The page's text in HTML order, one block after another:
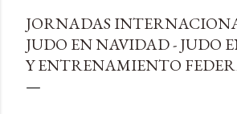
JORNADAS
JUDO EN NAVIDAD - JUDO
Y ENTRENAMIENTO